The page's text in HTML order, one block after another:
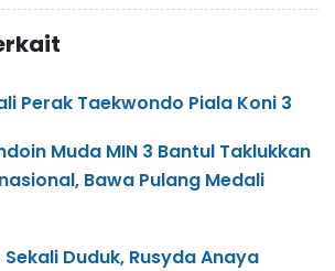
Perak Taekwondo Piala Koni 3
Muda MIN 3 Bantul Taklukkan
Bawa Pulang Medali
Duduk, Rusyda Anaya